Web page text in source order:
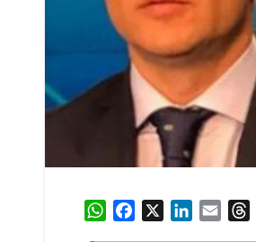
W